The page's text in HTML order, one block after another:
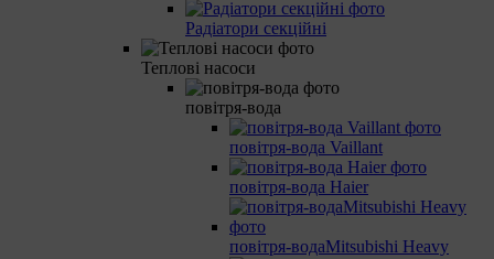
Радіатори секційні
Теплові насоси
повітря-вода
повітря-вода Vaillant
повітря-вода Haier
повітря-водаMitsubishi Heavy